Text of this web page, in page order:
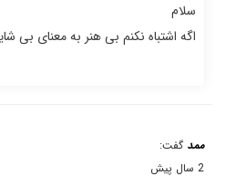
سلام
اگه اشتباه نکنم بی هنر به معنای بی
ممد گفت:
2 سال پیش